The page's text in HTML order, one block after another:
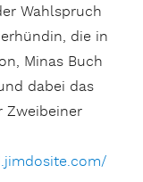
Wahlspruch
die in
Minas Buch
dabei das
Zweibeiner